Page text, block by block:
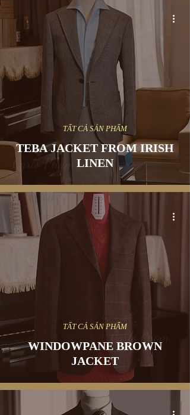
TEBA JACKET FROM IRISH
LINEN
TẤT CẢ SẢN PHẨM
WINDOWPANE BROWN
JACKET
TẤT CẢ SẢN PHẨM